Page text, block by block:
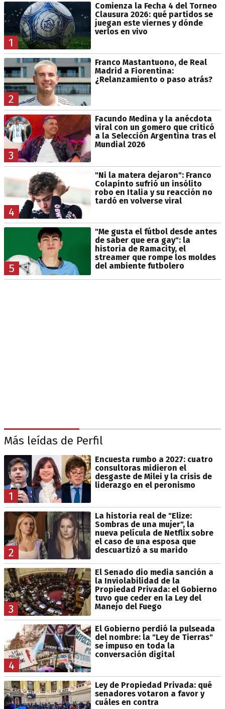
1
Comienza la Fecha 4 del Torneo
Clausura 2026: qué partidos se
juegan este viernes y dónde
verlos en vivo
2
Franco Mastantuono, de Real
Madrid a Fiorentina:
¿Relanzamiento o paso atrás?
3
Facundo Medina y la anécdota
viral con un gomero que criticó
a la Selección Argentina tras el
Mundial 2026
4
"Ni la matera dejaron": Franco
Colapinto sufrió un insólito
robo en Italia y su reacción no
tardó en volverse viral
5
"Me gusta el fútbol desde antes
de saber que era gay": la
historia de Ramacity, el
streamer que rompe los moldes
del ambiente futbolero
Más leídas de Perfil
1
Encuesta rumbo a 2027: cuatro
consultoras midieron el
desgaste de Milei y la crisis de
liderazgo en el peronismo
2
La historia real de "Elize:
Sombras de una mujer", la
nueva película de Netflix sobre
el caso de una esposa que
descuartizó a su marido
3
El Senado dio media sanción a
la Inviolabilidad de la
Propiedad Privada: el Gobierno
tuvo que ceder en la Ley del
Manejo del Fuego
4
El Gobierno perdió la pulseada
del nombre: la "Ley de Tierras"
se impuso en toda la
conversación digital
Ley de Propiedad Privada: qué
senadores votaron a favor y
cuáles en contra